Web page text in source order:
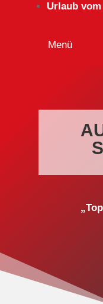
Urlaub